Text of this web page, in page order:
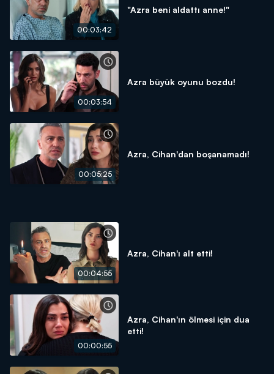
00:03:42
"Azra beni aldattı anne!"
00:03:54
Azra büyük oyunu bozdu!
00:05:25
Azra, Cihan'dan boşanamadı!
00:04:55
Azra, Cihan'ı alt etti!
00:00:55
Azra, Cihan'ın ölmesi için dua
etti!